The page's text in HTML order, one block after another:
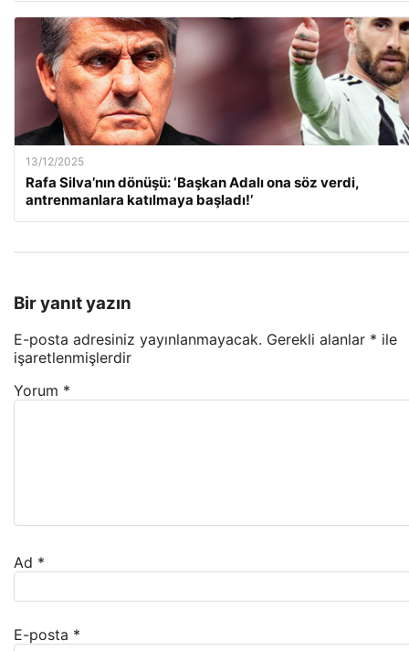
13/12/2025
Rafa Silva’nın dönüşü: ‘Başkan Adalı ona söz verdi,
antrenmanlara katılmaya başladı!’
Bir yanıt yazın
E-posta adresiniz yayınlanmayacak. Gerekli alanlar * ile
işaretlenmişlerdir
Yorum *
Ad *
E-posta *